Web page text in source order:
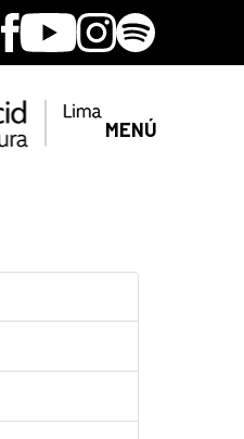
Facebook
YoutubeInstagram
Spotify
MENÚ